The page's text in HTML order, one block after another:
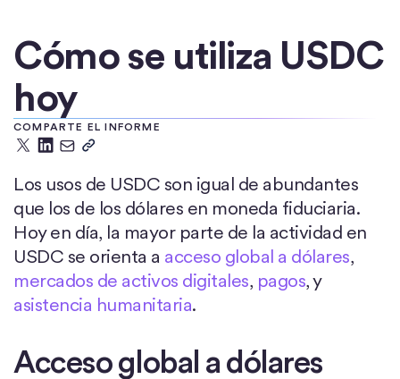
Cómo se utiliza USDC
hoy
COMPARTE EL INFORME
Los usos de USDC son igual de abundantes
que los de los dólares en moneda fiduciaria.
Hoy en día, la mayor parte de la actividad en
USDC se orienta a acceso global a dólares,
mercados de activos digitales, pagos, y
asistencia humanitaria.
Acceso global a dólares